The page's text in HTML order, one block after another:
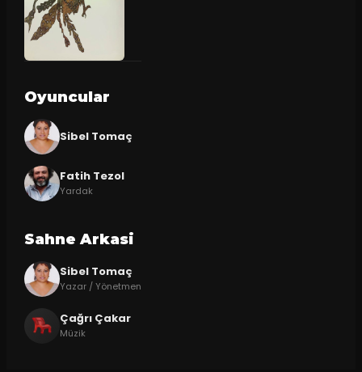
Oyuncular
Sibel Tomaç
Fatih Tezol
Yardak
Sahne Arkasi
Sibel Tomaç
Yazar / Yönetmen
Çağrı Çakar
Müzik